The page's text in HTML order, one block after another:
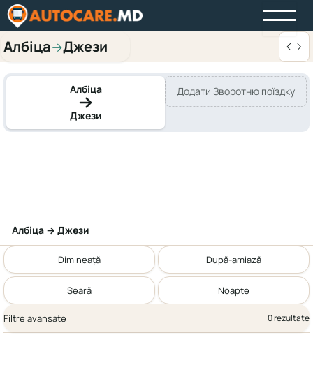
Албіца→Джези
Албіца
Джези
Додати Зворотню поїздку
Албіца → Джези
Dimineață După-amiază
Seară Noapte
Filtre avansate 0 rezultate